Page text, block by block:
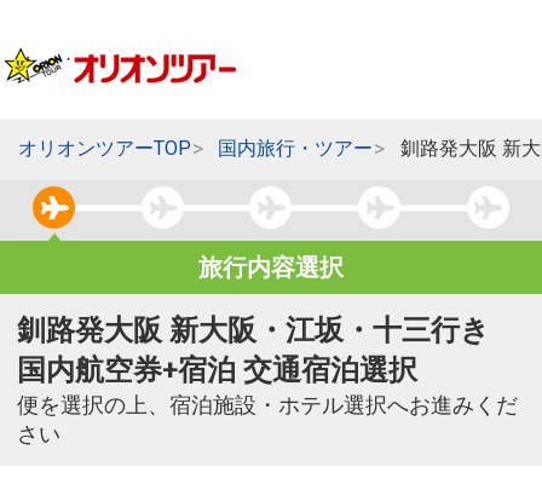
オリオンツアーTOP 国内旅行・ツアー 釧路発大阪 新
旅行内容選択
釧路発大阪 新大阪・江坂・十三行き
国内航空券+宿泊 交通宿泊選択
便を選択の上、宿泊施設・ホテル選択へお進みくだ
さい